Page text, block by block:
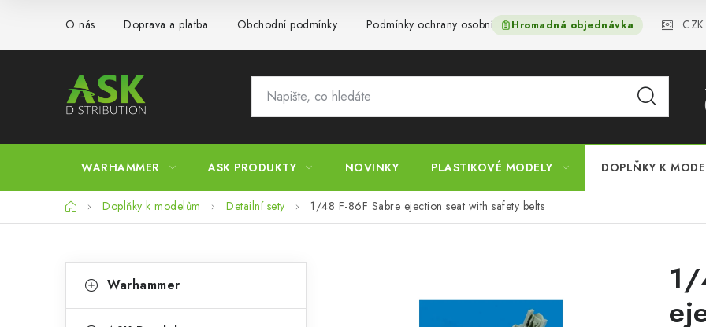
obsah
O nás Doprava a platba Obchodní podmínky Podmínky ochrany osobních údajů Reklamační řád
Hromadná objednávka CZK
WARHAMMER ASK PRODUKTY NOVINKY PLASTIKOVÉ MODELY DOPLŇKY K
DomůDoplňky k modelům Detailní sety 1/48 F-86F Sabre ejection seat with safety belts
okategorie
a
Warhammer
1/